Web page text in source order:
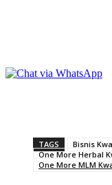
TAGS Bisnis
One More Herbal
One More MLM